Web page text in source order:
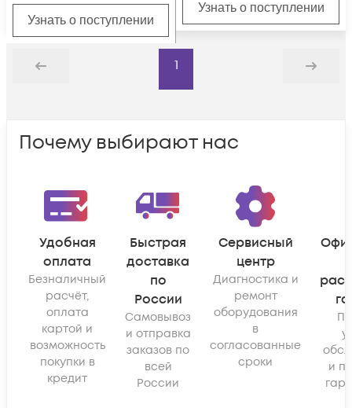
Узнать о поступлении
Узнать о поступлении
Назад
1
Дальше
Почему выбирают нас
Удобная
оплата
Безналичный
расчёт,
оплата
картой и
возможность
покупки в
кредит
Быстрая
доставка
по
России
Самовывоз
и отправка
заказов по
всей
России
Сервисный
центр
Диагностика и
ремонт
оборудования
в
согласованные
сроки
и